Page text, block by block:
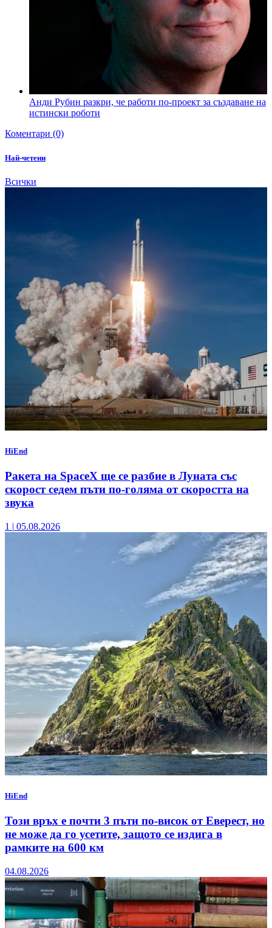
Анди Рубин разкри, че работи по-проект за създаване на
истински роботи
Коментари (0)
Най-четени
Всички
HiEnd
Ракета на SpaceX ще се разбие в Луната със
скорост седем пъти по-голяма от скоростта на
звука
1 | 05.08.2026
HiEnd
Този връх е почти 3 пъти по-висок от Еверест, но
не може да го усетите, защото се издига в
рамките на 600 км
04.08.2026